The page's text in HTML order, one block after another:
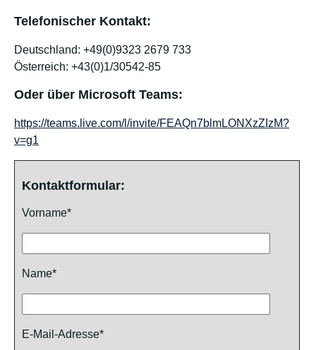
Telefonischer Kontakt:
Deutschland: +49(0)9323 2679 733
Österreich: +43(0)1/30542-85
Oder über Microsoft Teams:
https://teams.live.com/l/invite/FEAQn7blmLONXzZIzM?
v=g1
Kontaktformular:
Vorname*
Name*
E-Mail-Adresse*